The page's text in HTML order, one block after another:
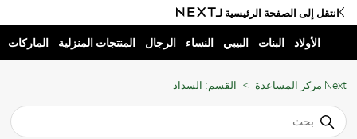
انتقل إلى الصفحة الرئيسية لـ
الأولاد البنات البيبي النساء الرجال المنتجات المنزلية الماركات
Next مركز المساعدة القسم: السداد